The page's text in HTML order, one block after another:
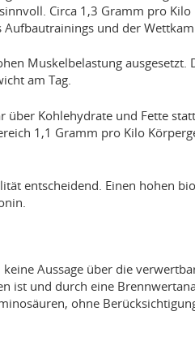
Circa 1,3 Gramm pro
Aufbautrainings und der
Muskelbelastung
am Tag.
über Kohlehydrate und Fette
1,1 Gramm pro Kilo
entscheidend. Einen hohen
Aussage über die
ist und durch eine
ohne